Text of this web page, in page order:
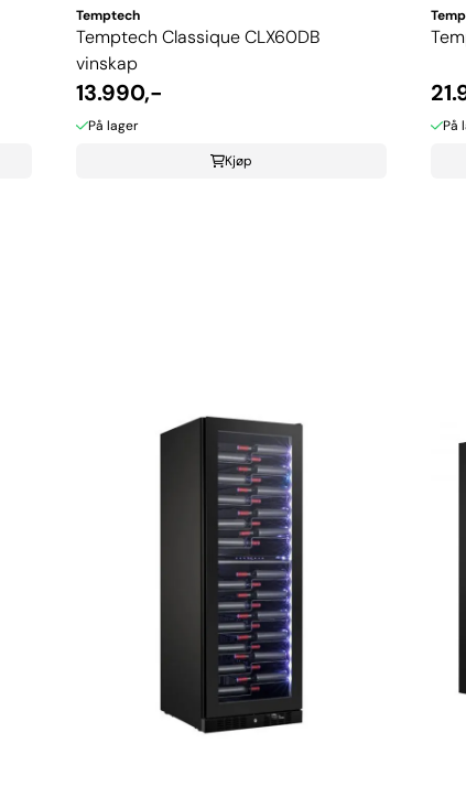
Temptech
Temptech Classique CLX60DB
vinskap
13.990,-
På lager
Kjøp
På